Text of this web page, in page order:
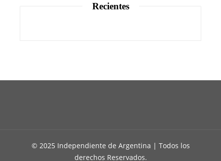
Recientes
© 2025 Independiente de Argentina | Todos los
derechos Reservados.